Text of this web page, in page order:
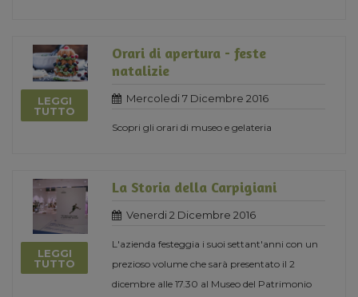
LEGGI
TUTTO
Orari di apertura - feste
natalizie
Mercoledi 7 Dicembre 2016
Scopri gli orari di museo e gelateria
LEGGI
TUTTO
La Storia della Carpigiani
Venerdi 2 Dicembre 2016
L'azienda festeggia i suoi settant'anni con un
prezioso volume che sarà presentato il 2
dicembre alle 17.30 al Museo del Patrimonio